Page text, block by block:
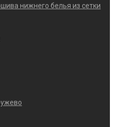
нижнего белья из сетки